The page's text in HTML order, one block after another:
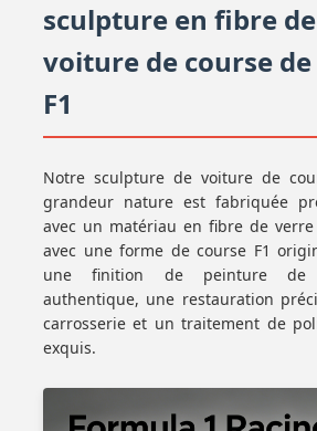
sculpture en fibre
voiture de course de
F1
Notre sculpture de voiture de
grandeur nature est fabriquée
avec un matériau en fibre de
avec une forme de course F1
une finition de peinture de
authentique, une restauration
carrosserie et un traitement de
exquis.